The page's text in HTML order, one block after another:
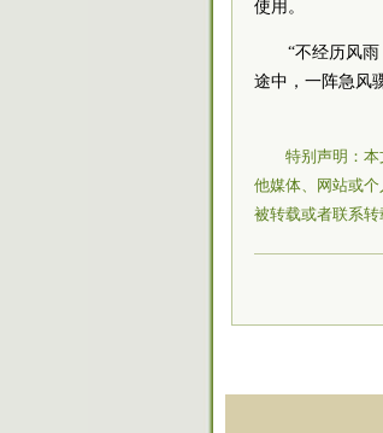
使用。
“不经历风
途中，一阵急风
特别声明：
他媒体、网站或
被转载或者联系转